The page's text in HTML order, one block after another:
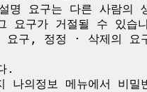
요구는 다른 사람의
요구가 거절될 수 있습
구, 정정 · 삭제의
.
의정보 메뉴에서 비